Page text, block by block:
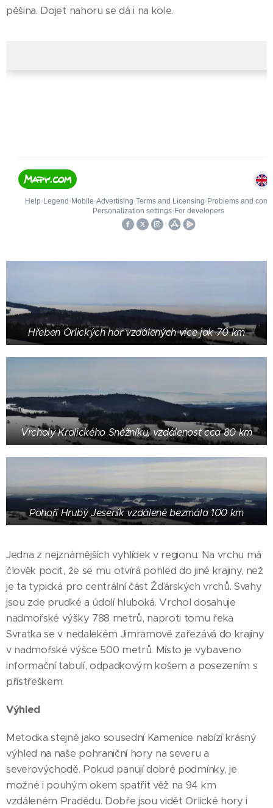
pěšina. Dojet nahoru se dá i na kole.
Hřeben Orlických hor vzdálených více jak 70 km
Vrcholy Kralického Sněžníku, vzdálenost cca 80 km
Pohoří Hrubý Jeseník vzdálené bezmála 100 km
Jedna z nejznámějších vyhlídek v regionu. Na vrchu má
člověk pocit, že se mu otvírá pohled do jiné krajiny, než
je ta typická pro centrální část Žďárských vrchů. Svahy
jsou zde prudké a údolí hluboká. Vrchol dosahuje
nadmořské výšky 788 metrů, naproti tomu řeka
Svratka se v nedalekém Jimramově zařezává do krajiny
v nadmořské výšce 500 metrů. Místo je vybaveno
informační tabulí, odpadkovým košem a posezením s
přístřeškem.
Výhled
Metodka stejně jako sousední Kamenice nabízí krásný
výhled na naše pohraniční hory na severu a
severovýchodě. Pokud panují dobré podmínky, je
možné i pouhým okem spatřit věž na 94 km
vzdáleném Pradědu. Dobře jsou vidět Orlické hory i